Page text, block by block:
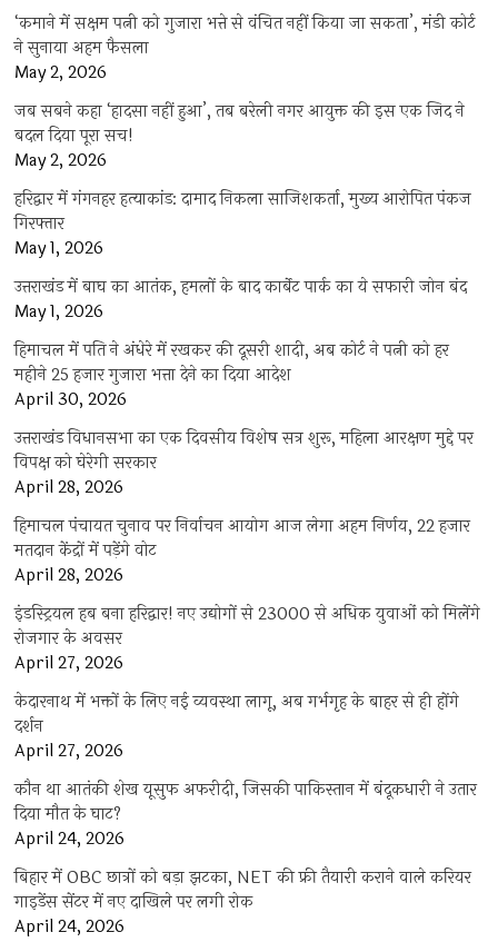
‘कमाने में सक्षम पत्नी को गुजारा भत्ते से वंचित नहीं किया जा सकता’, मंडी कोर्ट
ने सुनाया अहम फैसला
May 2, 2026
जब सबने कहा ‘हादसा नहीं हुआ’, तब बरेली नगर आयुक्त की इस एक जिद ने
बदल दिया पूरा सच!
May 2, 2026
हरिद्वार में गंगनहर हत्याकांड: दामाद निकला साजिशकर्ता, मुख्य आरोपित पंकज
गिरफ्तार
May 1, 2026
उत्तराखंड में बाघ का आतंक, हमलों के बाद कार्बेट पार्क का ये सफारी जोन बंद
May 1, 2026
हिमाचल में पति ने अंधेरे में रखकर की दूसरी शादी, अब कोर्ट ने पत्नी को हर
महीने 25 हजार गुजारा भत्ता देने का दिया आदेश
April 30, 2026
उत्तराखंड विधानसभा का एक दिवसीय विशेष सत्र शुरू, महिला आरक्षण मुद्दे पर
विपक्ष को घेरेगी सरकार
April 28, 2026
हिमाचल पंचायत चुनाव पर निर्वाचन आयोग आज लेगा अहम निर्णय, 22 हजार
मतदान केंद्रों में पड़ेंगे वोट
April 28, 2026
इंडस्ट्रियल हब बना हरिद्वार! नए उद्योगों से 23000 से अधिक युवाओं को मिलेंगे
रोजगार के अवसर
April 27, 2026
केदारनाथ में भक्तों के लिए नई व्यवस्था लागू, अब गर्भगृह के बाहर से ही होंगे
दर्शन
April 27, 2026
कौन था आतंकी शेख यूसुफ अफरीदी, जिसकी पाकिस्तान में बंदूकधारी ने उतार
दिया मौत के घाट?
April 24, 2026
बिहार में OBC छात्रों को बड़ा झटका, NET की फ्री तैयारी कराने वाले करियर
गाइडेंस सेंटर में नए दाखिले पर लगी रोक
April 24, 2026